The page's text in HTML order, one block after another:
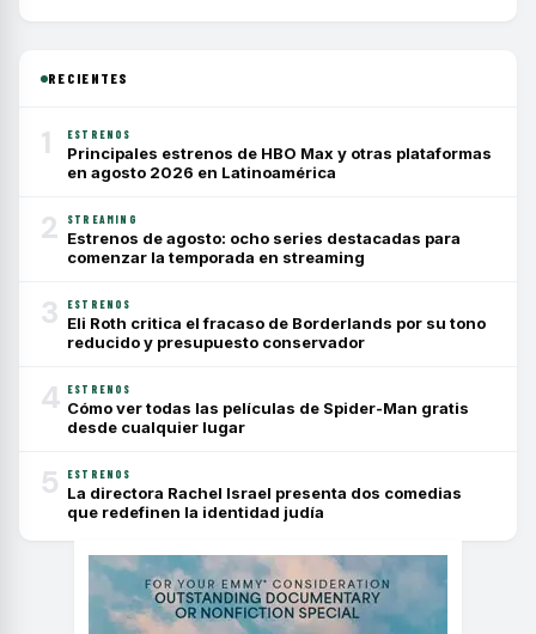
RECIENTES
1 ESTRENOS
Principales estrenos de HBO Max y otras plataformas
en agosto 2026 en Latinoamérica
2 STREAMING
Estrenos de agosto: ocho series destacadas para
comenzar la temporada en streaming
3 ESTRENOS
Eli Roth critica el fracaso de Borderlands por su tono
reducido y presupuesto conservador
4 ESTRENOS
Cómo ver todas las películas de Spider-Man gratis
desde cualquier lugar
5 ESTRENOS
La directora Rachel Israel presenta dos comedias
que redefinen la identidad judía